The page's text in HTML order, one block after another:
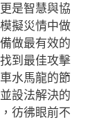
是智慧與協
擬災情中做
做最有效的
到最佳攻擊
水馬龍的節
設法解決的
彷彿眼前不